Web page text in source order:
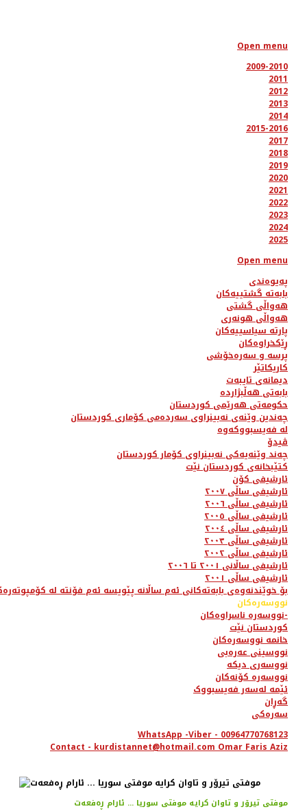
Open menu
2009-2010
2011
2012
2013
2014
2015-2016
2017
2018
2019
2020
2021
2022
2023
2024
2025
Open menu
پەیوەندی
بابەتە گشتییەکان
هەواڵی گشتی
هەواڵی هونەری
پارتە سیاسییەکان
ڕێکخراوەکان
پرسە و سەرەخۆشی
کاریکاتێر
دیمانەی تایبەت
بابەتی هەڵبژاردە
حکومەتی هەرێمی کوردستان
چەندین وێنەی نەبینراوی سەردەمی کۆماری کوردستان
لە فەیسبووکەوە
ڤیدۆ
چەند وێنەیەکی نەبینراوی کۆمار کوردستان
کتێبخانەی کوردستان نێت
ئارشیفی کۆن
ئارشیفی ساڵی ٢٠٠٧
ئارشیفی ساڵی ٢٠٠٦
ئارشیفی ساڵی ٢٠٠٥
ئارشیفی ساڵی ٢٠٠٤
ئارشیفی ساڵی ٢٠٠٣
ئارشیفی ساڵی ٢٠٠٢
ئارشیفی ساڵانی ٢٠٠١ تا ٢٠٠٦
ئارشیفی ساڵی ٢٠٠١
بۆ خوێندنەوەی بابەتەکانی ئەم ساڵانە پێویسە ئەم فۆنتە لە
نووسەرەکان
نووسەرە ناسراوەکان-
کوردستان نێت
خانمە نووسەرەکان
نووسینی عەرەبی
نووسەری دیکە
نووسەرە کۆنەکان
ئێمە لەسەر فەیسبووک
گەڕان
سەرەکی
WhatsApp -Viber - 00964770768123
Contact - kurdistannet@hotmail.com Omar Faris Aziz
موفتی تیرۆر و تاوان کرایە موفتی سوریا ... ئارام ڕەفعەت